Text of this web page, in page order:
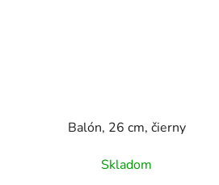
Balón, 26 cm, čierny
Skladom